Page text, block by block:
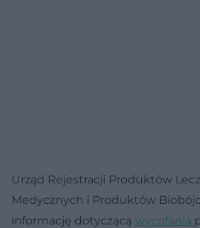
Urząd Rejestracji Produktów
Medycznych i Produktów
informację dotyczącą wycofania